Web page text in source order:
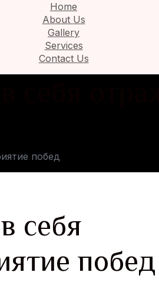
Home
About Us
Gallery
Services
Contact Us
побед
себя
побед